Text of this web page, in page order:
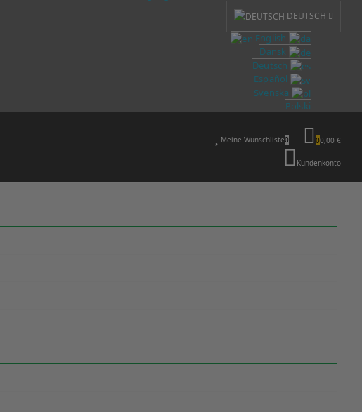
DEUTSCH
English
Dansk
Deutsch
Español
Svenska
Polski
Meine Wunschliste0 00,00 €
Kundenkonto